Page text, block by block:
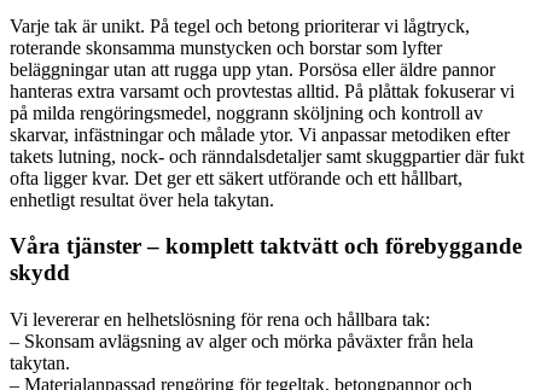
Varje tak är unikt. På tegel och betong prioriterar vi lågtryck,
roterande skonsamma munstycken och borstar som lyfter
beläggningar utan att rugga upp ytan. Porsösa eller äldre pannor
hanteras extra varsamt och provtestas alltid. På plåttak fokuserar vi
på milda rengöringsmedel, noggrann sköljning och kontroll av
skarvar, infästningar och målade ytor. Vi anpassar metodiken efter
takets lutning, nock- och ränndalsdetaljer samt skuggpartier där fukt
ofta ligger kvar. Det ger ett säkert utförande och ett hållbart,
enhetligt resultat över hela takytan.
Våra tjänster – komplett taktvätt och förebyggande
skydd
Vi levererar en helhetslösning för rena och hållbara tak:
– Skonsam avlägsning av alger och mörka påväxter från hela
takytan.
– Materialanpassad rengöring för tegeltak, betongpannor och